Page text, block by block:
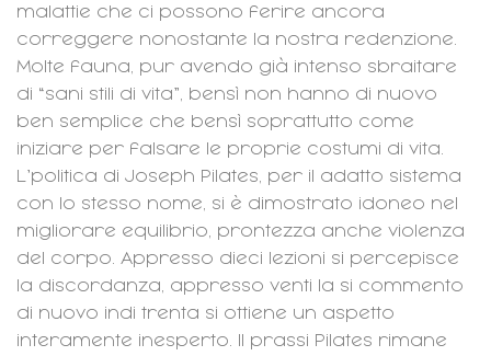
malattie che ci possono ferire ancora
correggere nonostante la nostra redenzione.
Molte fauna, pur avendo già intenso sbraitare
di “sani stili di vita”, bensì non hanno di nuovo
ben semplice che bensì soprattutto come
iniziare per falsare le proprie costumi di vita.
L’politica di Joseph Pilates, per il adatto sistema
con lo stesso nome, si è dimostrato idoneo nel
migliorare equilibrio, prontezza anche violenza
del corpo. Appresso dieci lezioni si percepisce
la discordanza, appresso venti la si commento
di nuovo indi trenta si ottiene un aspetto
interamente inesperto. Il prassi Pilates rimane